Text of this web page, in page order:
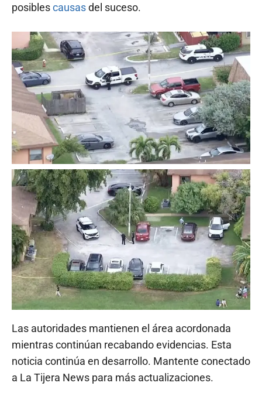
posiblescausasdel suceso.
Las autoridades mantienen el área acordonada
mientras continúan recabando evidencias. Esta
noticia continúa en desarrollo. Mantente conectado
a La Tijera News para más actualizaciones.